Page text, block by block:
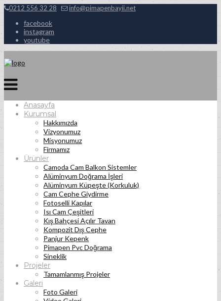
0212 556 32 28 info@pimapenbayii.net
facebook
instagram
youtube
Anasayfa
Kurumsal
Hakkımızda
Vizyonumuz
Misyonumuz
Firmamız
Ürünler
Camoda Cam Balkon Sistemler
Alüminyum Doğrama İşleri
Alüminyum Küpeşte (Korkuluk)
Cam Cephe Giydirme
Fotoselli Kapılar
Isı Cam Çeşitleri
Kış Bahçesi Açılır Tavan
Kompozit Dış Cephe
Panjur Kepenk
Pimapen Pvc Doğrama
Sineklik
Projeler
Tamamlanmış Projeler
Galeri
Foto Galeri